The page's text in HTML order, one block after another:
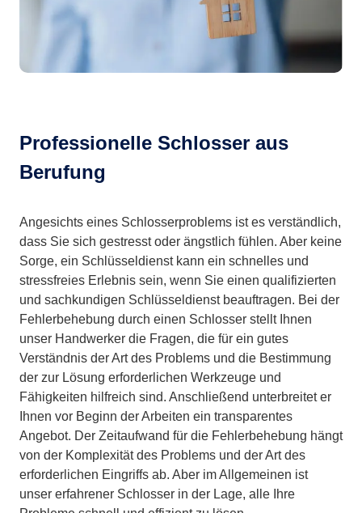
Professionelle Schlosser aus
Berufung
Angesichts eines Schlosserproblems ist es verständlich,
dass Sie sich gestresst oder ängstlich fühlen. Aber keine
Sorge, ein Schlüsseldienst kann ein schnelles und
stressfreies Erlebnis sein, wenn Sie einen qualifizierten
und sachkundigen Schlüsseldienst beauftragen. Bei der
Fehlerbehebung durch einen Schlosser stellt Ihnen
unser Handwerker die Fragen, die für ein gutes
Verständnis der Art des Problems und die Bestimmung
der zur Lösung erforderlichen Werkzeuge und
Fähigkeiten hilfreich sind. Anschließend unterbreitet er
Ihnen vor Beginn der Arbeiten ein transparentes
Angebot. Der Zeitaufwand für die Fehlerbehebung hängt
von der Komplexität des Problems und der Art des
erforderlichen Eingriffs ab. Aber im Allgemeinen ist
unser erfahrener Schlosser in der Lage, alle Ihre